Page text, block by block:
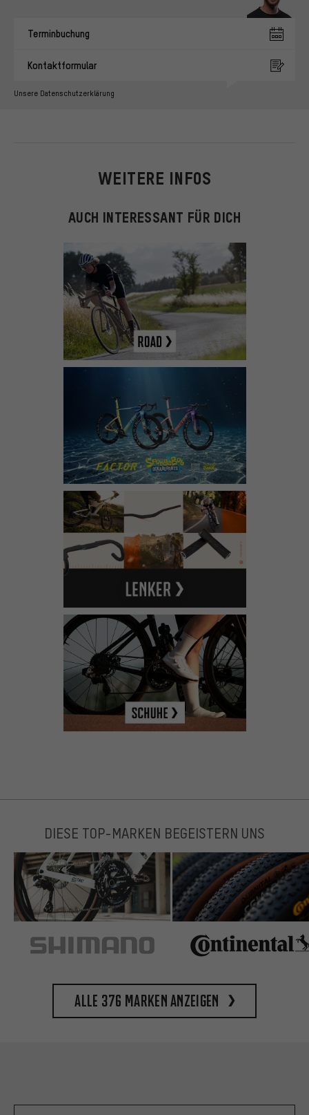
Terminbuchung
Kontaktformular
Unsere Datenschutzerklärung
WEITERE INFOS
AUCH INTERESSANT FÜR DICH
DIESE TOP-MARKEN BEGEISTERN UNS
Alle 376 Marken anzeigen